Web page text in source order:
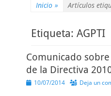
Inicio » Artículos
Etiqueta: AGPTI
Comunicado
de la Directiva
Publicado
10/07/2014 Deja un